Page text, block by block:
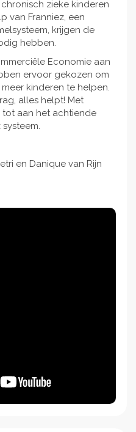
zieke kinderen
van Franniez, een
krijgen de
hebben.
Economie aan
ervoor gekozen om
kinderen te helpen.
alles helpt! Met
aan het achtiende
en Danique van Rijn